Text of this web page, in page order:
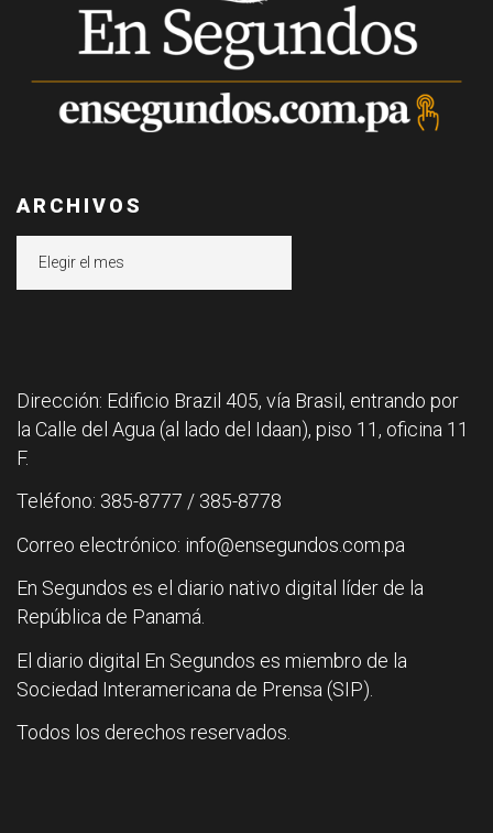
ARCHIVOS
Dirección: Edificio Brazil 405, vía Brasil, entrando por
la Calle del Agua (al lado del Idaan), piso 11, oficina 11
F.
Teléfono: 385-8777 / 385-8778
Correo electrónico: info@ensegundos.com.pa
En Segundos es el diario nativo digital líder de la
República de Panamá.
El diario digital En Segundos es miembro de la
Sociedad Interamericana de Prensa (SIP).
Todos los derechos reservados.